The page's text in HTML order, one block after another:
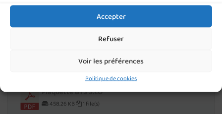
Accepter
Refuser
Voir les préférences
Politique de cookies
Plaquette BTS C.G
Plaquette BTS S.I.O
458.26 KB 1 file(s)